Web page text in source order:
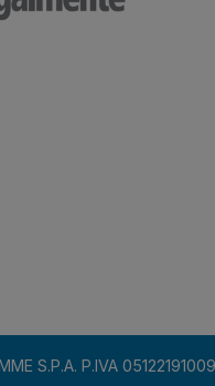
S.P.A. P.IVA 05122191009